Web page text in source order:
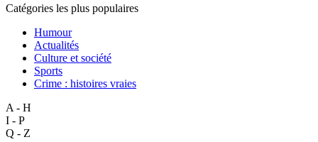
Catégories les plus populaires
Humour
Actualités
Culture et société
Sports
Crime : histoires vraies
A - H
I - P
Q - Z